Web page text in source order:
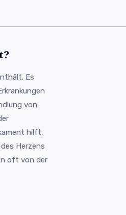
Es
von
hilft,
Herzens
oft von der